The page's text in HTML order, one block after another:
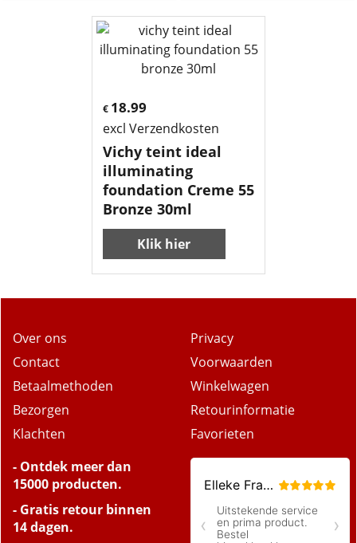
€ 18.99
excl Verzendkosten
Vichy teint ideal
illuminating
foundation Creme 55
Bronze 30ml
Klik hier
Over ons
Contact
Betaalmethoden
Bezorgen
Klachten
Privacy
Voorwaarden
Winkelwagen
Retourinformatie
Favorieten
- Ontdek meer dan
15000 producten.
- Gratis retour binnen
14 dagen.